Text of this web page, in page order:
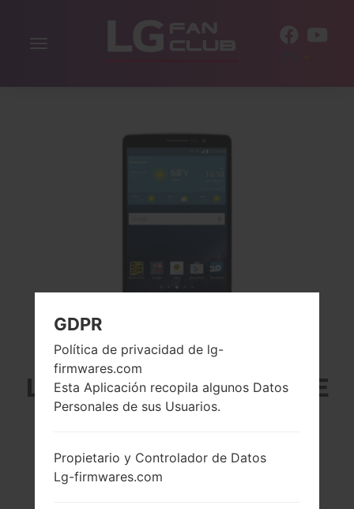
Alternar
LG LS770 (LGLS770) DE
GDPR
Política de privacidad de lg-
firmwares.com
Esta Aplicación recopila algunos Datos
Personales de sus Usuarios.
Propietario y Controlador de Datos
Lg-firmwares.com